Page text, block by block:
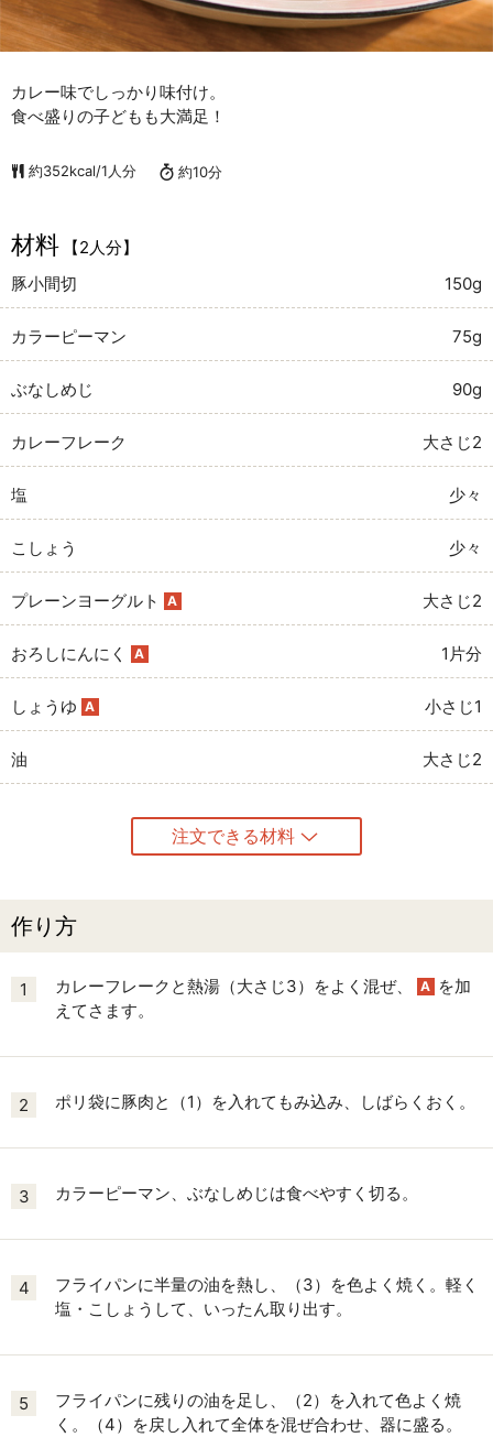
カレー味でしっかり味付け。
食べ盛りの子どもも大満足！
約352kcal/1人分 約10分
材料
【2人分】
豚小間切
150g
カラーピーマン 75g
ぶなしめじ 90g
カレーフレーク 大さじ2
塩 少々
こしょう 少々
プレーンヨーグルト A 大さじ2
おろしにんにく A 1片分
しょうゆ A 小さじ1
油 大さじ2
注文できる材料
作り方
1 カレーフレークと熱湯（大さじ3）をよく混ぜ、 A を加
えてさます。
2 ポリ袋に豚肉と（1）を入れてもみ込み、しばらくおく。
3 カラーピーマン、ぶなしめじは食べやすく切る。
4
フライパンに半量の油を熱し、（3）を色よく焼く。軽く
塩・こしょうして、いったん取り出す。
5
フライパンに残りの油を足し、（2）を入れて色よく焼
く。（4）を戻し入れて全体を混ぜ合わせ、器に盛る。